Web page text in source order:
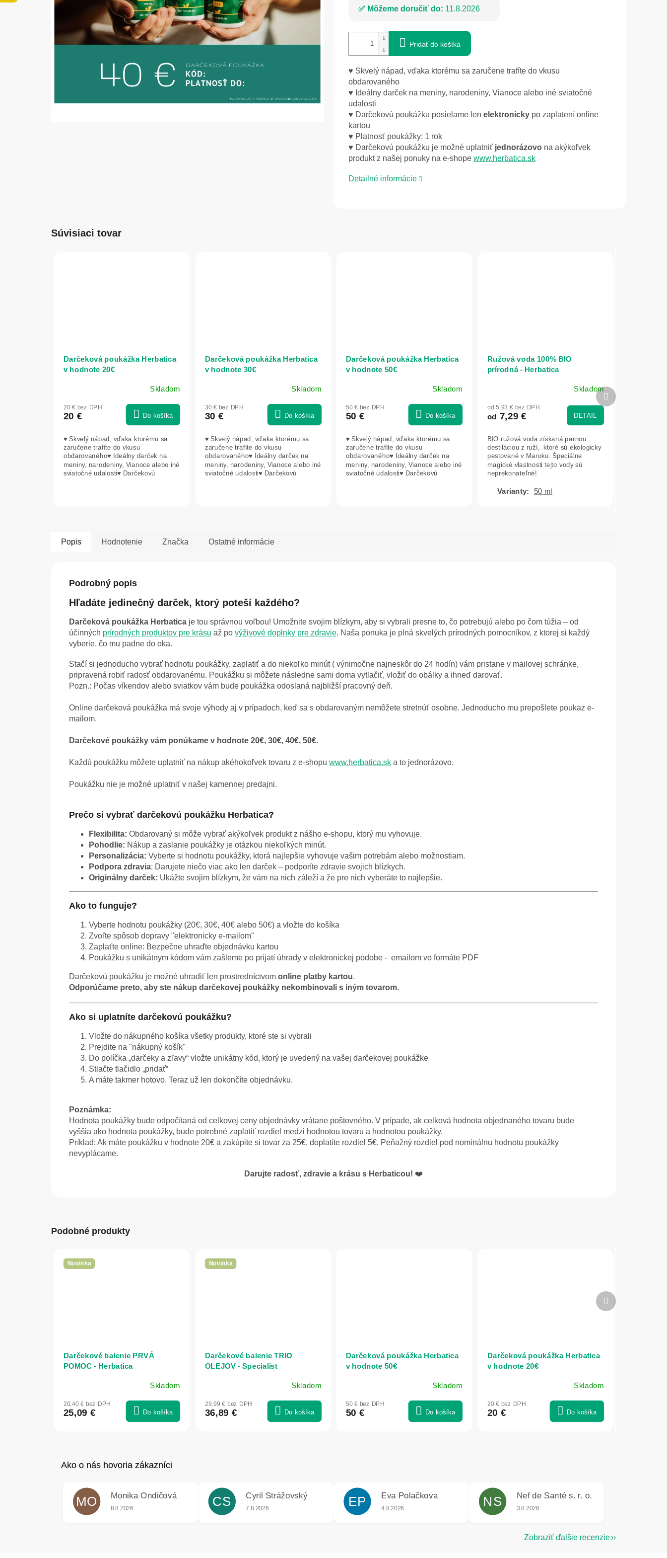
Môžeme doručiť do: 11.8.2026
Pridať do košíka
♥ Skvelý nápad, vďaka ktorému sa zaručene trafíte do vkusu
obdarovaného
♥ Ideálny darček na meniny, narodeniny, Vianoce alebo iné sviatočné
udalosti
♥ Darčekovú poukážku posielame len elektronicky po zaplatení online
kartou
♥ Platnosť poukážky: 1 rok
♥ Darčekovú poukážku je možné uplatniť jednorázovo na akýkoľvek
produkt z našej ponuky na e-shope www.herbatica.sk
Detailné informácie
Súvisiaci tovar
Darčeková poukážka Herbatica
v hodnote 20€
Skladom
20 € bez DPH
20 € Do košíka
♥ Skvelý nápad, vďaka ktorému sa
zaručene trafíte do vkusu
obdarovaného♥ Ideálny darček na
meniny, narodeniny, Vianoce alebo iné
sviatočné udalosti♥ Darčekovú
Darčeková poukážka Herbatica
v hodnote 30€
Skladom
30 € bez DPH
30 € Do košíka
♥ Skvelý nápad, vďaka ktorému sa
zaručene trafíte do vkusu
obdarovaného♥ Ideálny darček na
meniny, narodeniny, Vianoce alebo iné
sviatočné udalosti♥ Darčekovú
Darčeková poukážka Herbatica
v hodnote 50€
Skladom
50 € bez DPH
50 € Do košíka
♥ Skvelý nápad, vďaka ktorému sa
zaručene trafíte do vkusu
obdarovaného♥ Ideálny darček na
meniny, narodeniny, Vianoce alebo iné
sviatočné udalosti♥ Darčekovú
Ružová voda 100% BIO
prírodná - Herbatica
produktu
z
5
hviezdičiek.
Skladom
od 5,93 € bez DPH
od 7,29 € DETAIL
BIO ružová voda získaná parnou
destiláciou z ruží, ktoré sú ekologicky
pestované v Maroku. Špeciálne
magické vlastnosti tejto vody sú
neprekonateľné!
50 ml
Ďalší
produkt
Popis Hodnotenie Značka Ostatné informácie
Podrobný popis
Hľadáte jedinečný darček, ktorý poteší každého?
Darčeková poukážka Herbatica je tou správnou voľbou! Umožnite svojim blízkym, aby si vybrali presne to, čo potrebujú alebo po čom túžia – od
účinných prírodných produktov pre krásu až po výživové doplnky pre zdravie. Naša ponuka je plná skvelých prírodných pomocníkov, z ktorej si každý
vyberie, čo mu padne do oka.
Stačí si jednoducho vybrať hodnotu poukážky, zaplatiť a do niekoľko minút ( výnimočne najneskôr do 24 hodín) vám pristane v mailovej schránke,
pripravená robiť radosť obdarovanému. Poukážku si môžete následne sami doma vytlačiť, vložiť do obálky a ihneď darovať.
Pozn.: Počas víkendov alebo sviatkov vám bude poukážka odoslaná najbližší pracovný deň.
Online darčeková poukážka má svoje výhody aj v prípadoch, keď sa s obdarovaným nemôžete stretnúť osobne. Jednoducho mu prepošlete poukaz e-
mailom.
Darčekové poukážky vám ponúkame v hodnote 20€, 30€, 40€, 50€.
Každú poukážku môžete uplatniť na nákup akéhokoľvek tovaru z e-shopu www.herbatica.sk a to jednorázovo.
Poukážku nie je možné uplatniť v našej kamennej predajni.
Prečo si vybrať darčekovú poukážku Herbatica?
Flexibilita: Obdarovaný si môže vybrať akýkoľvek produkt z nášho e-shopu, ktorý mu vyhovuje.
Pohodlie: Nákup a zaslanie poukážky je otázkou niekoľkých minút.
Personalizácia: Vyberte si hodnotu poukážky, ktorá najlepšie vyhovuje vašim potrebám alebo možnostiam.
Podpora zdravia: Darujete niečo viac ako len darček – podporíte zdravie svojich blízkych.
Originálny darček: Ukážte svojim blízkym, že vám na nich záleží a že pre nich vyberáte to najlepšie.
Ako to funguje?
Vyberte hodnotu poukážky (20€, 30€, 40€ alebo 50€) a vložte do košíka
Zvoľte spôsob dopravy "elektronicky e-mailom"
Zaplaťte online: Bezpečne uhraďte objednávku kartou
Poukážku s unikátnym kódom vám zašleme po prijatí úhrady v elektronickej podobe - emailom vo formáte PDF
Darčekovú poukážku je možné uhradiť len prostredníctvom online platby kartou.
Odporúčame preto, aby ste nákup darčekovej poukážky nekombinovali s iným tovarom.
Ako si uplatníte darčekovú poukážku?
Vložte do nákupného košíka všetky produkty, ktoré ste si vybrali
Prejdite na "nákupný košík"
Do políčka „darčeky a zľavy“ vložte unikátny kód, ktorý je uvedený na vašej darčekovej poukážke
Stlačte tlačidlo „pridať“
A máte takmer hotovo. Teraz už len dokončíte objednávku.
Poznámka:
Hodnota poukážky bude odpočítaná od celkovej ceny objednávky vrátane poštovného. V prípade, ak celková hodnota objednaného tovaru bude
vyššia ako hodnota poukážky, bude potrebné zaplatiť rozdiel medzi hodnotou tovaru a hodnotou poukážky.
Príklad: Ak máte poukážku v hodnote 20€ a zakúpite si tovar za 25€, doplatíte rozdiel 5€. Peňažný rozdiel pod nominálnu hodnotu poukážky
nevyplácame.
Darujte radosť, zdravie a krásu s Herbaticou! ❤️
Podobné produkty
Novinka
Darčekové balenie PRVÁ
POMOC - Herbatica
Skladom
20,40 € bez DPH
25,09 € Do košíka
Novinka
Darčekové balenie TRIO
OLEJOV - Specialist
Skladom
29,99 € bez DPH
36,89 € Do košíka
Darčeková poukážka Herbatica
v hodnote 50€
Skladom
50 € bez DPH
50 € Do košíka
Darčeková poukážka Herbatica
v hodnote 20€
Skladom
20 € bez DPH
20 € Do košíka
Ďalší
produkt
MO Monika Ondičová
Hodnotenie obchodu je 5 z 5 hviezdičiek.
8.8.2026 CS Cyril Strážovský
Hodnotenie obchodu je 5 z 5 hviezdičiek.
7.8.2026 EP Eva Polačkova
Hodnotenie obchodu je 5 z 5 hviezdičiek.
4.8.2026 NS Nef de Santé s. r. o.
Hodnotenie obchodu je 5 z 5 hviezdičiek.
3.8.2026
Zobraziť ďalšie recenzie